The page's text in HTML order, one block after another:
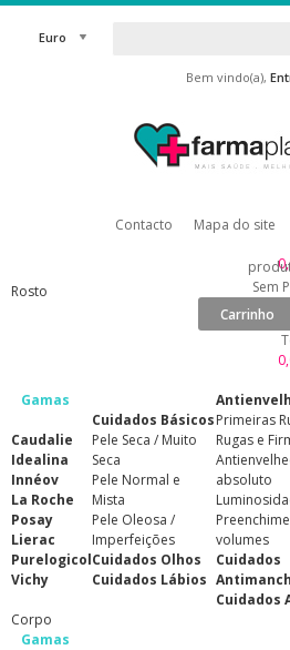
Euro
Bem vindo(a),
Contacto Mapa do site
Sem
Carrinho
Rosto
Gamas
Caudalie
Idealina
Innéov
La Roche
Posay
Lierac
Purelogicol
Vichy
Cuidados Básicos
Pele Seca / Muito
Seca
Pele Normal e
Mista
Pele Oleosa /
Imperfeições
Cuidados Olhos
Cuidados Lábios
Primeiras
Rugas e
absoluto
volumes
Cuidados
Cuidados
Corpo
Gamas